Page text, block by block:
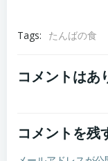
Tags: たんばの食
コメントはあ
コメントを残